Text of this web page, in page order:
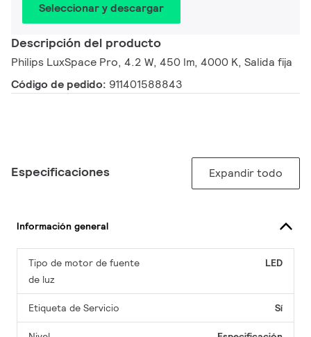
Seleccionar y descargar
Descripción del producto
Philips LuxSpace Pro, 4.2 W, 450 lm, 4000 K, Salida fija
Código de pedido: 911401588843
Especificaciones Expandir todo
Información general
Tipo de motor de fuente
de luz
LED
Etiqueta de Servicio Sí